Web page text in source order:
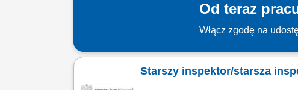
Od teraz
Włącz zgodę na
Starszy inspektor/starsza